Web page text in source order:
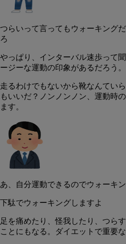
つらいって言ってもウォーキング
ろ
やっぱり、インターバル速歩って
ージーな運動の印象があるだろう。
走るわけでもないから靴なんてい
もいいだ？ノンノンノン、 運動時
ます。
あ、自分運動できるのでウォーキ
下駄でウォーキングしますよ
足を痛めたり、怪我したり、つら
ことにもなる。ダイエットで重要